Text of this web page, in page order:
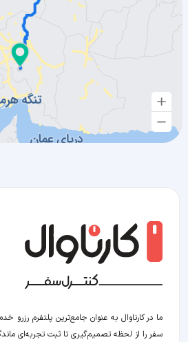
ما در کارناوال به عنوان جامع‌ترین پلتفرم رزرو
سفر را از لحظه‌ تصمیم‌گیری تا ثبت تجربه‌ای